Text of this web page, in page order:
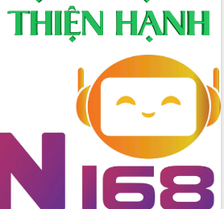
tỉnh
nhìn
về
2030